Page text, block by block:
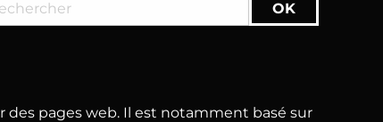
pages web. Il est notamment basé sur